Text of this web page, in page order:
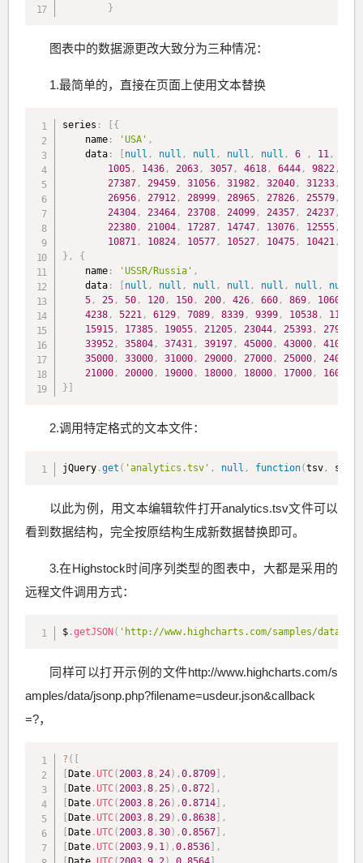
}
图表中的数据源更改大致分为三种情况：
1.最简单的，直接在页面上使用文本替换
series : [ {
    name
: 'USA' ,
    data
: [ null , null , null , null , null , 6 , 11 ,
1005, 1436, 2063, 3057, 4618, 6444, 9822,
27387, 29459, 31056, 31982, 32040, 31233,
26956, 27912, 28999, 28965, 27826, 25579,
24304, 23464, 23708, 24099, 24357, 24237,
22380, 21004, 17287, 14747, 13076, 12555,
10871 , 10824, 10577, 10527, 10475, 10421 ,
} ,
{
    name
: 'USSR/Russia' ,
    data
: [ null , null , null , null , null , null , null
5, 25, 50, 120, 150, 200, 426, 660, 869, 1060
4238, 5221 , 6129, 7089, 8339, 9399, 10538, 11643
15915, 17385, 19055, 21205, 23044, 25393, 27935
33952, 35804, 37431 , 39197, 45000, 43000, 41000
35000, 33000, 31000, 29000, 27000, 25000, 24000
21000, 20000, 19000, 18000, 18000, 17000, 16000
} ]
2.调用特定格式的文本文件：
jQuery.get ( 'analytics.tsv' , null , function(tsv, state
以此为例，用文本编辑软件打开analytics.tsv文件可以
看到数据结构，完全按原结构生成新数据替换即可。
3.在Highstock时间序列类型的图表中，大都是采用的
远程文件调用方式：
$.getJSON( 'http://www.highcharts.com/samples/data/
同样可以打开示例的文件http://www.highcharts.com/s
amples/data/jsonp.php?filename=usdeur.json&callback
=?，
? ( [
[Date.UTC( 2003,8, 24) ,0.8709] ,
[Date.UTC( 2003,8, 25) ,0.872] ,
[Date.UTC( 2003,8, 26) ,0.8714] ,
[Date.UTC( 2003,8, 29) ,0.8638] ,
[Date.UTC( 2003,8,30) ,0.8567] ,
[Date.UTC( 2003,9, 1 ) ,0.8536] ,